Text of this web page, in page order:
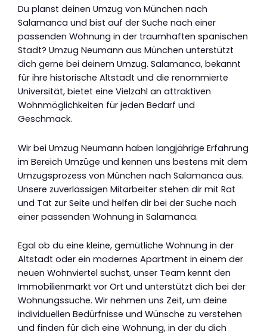
Du planst deinen Umzug von München nach
Salamanca und bist auf der Suche nach einer
passenden Wohnung in der traumhaften spanischen
Stadt? Umzug Neumann aus München unterstützt
dich gerne bei deinem Umzug. Salamanca, bekannt
für ihre historische Altstadt und die renommierte
Universität, bietet eine Vielzahl an attraktiven
Wohnmöglichkeiten für jeden Bedarf und
Geschmack.
Wir bei Umzug Neumann haben langjährige Erfahrung
im Bereich Umzüge und kennen uns bestens mit dem
Umzugsprozess von München nach Salamanca aus.
Unsere zuverlässigen Mitarbeiter stehen dir mit Rat
und Tat zur Seite und helfen dir bei der Suche nach
einer passenden Wohnung in Salamanca.
Egal ob du eine kleine, gemütliche Wohnung in der
Altstadt oder ein modernes Apartment in einem der
neuen Wohnviertel suchst, unser Team kennt den
Immobilienmarkt vor Ort und unterstützt dich bei der
Wohnungssuche. Wir nehmen uns Zeit, um deine
individuellen Bedürfnisse und Wünsche zu verstehen
und finden für dich eine Wohnung, in der du dich